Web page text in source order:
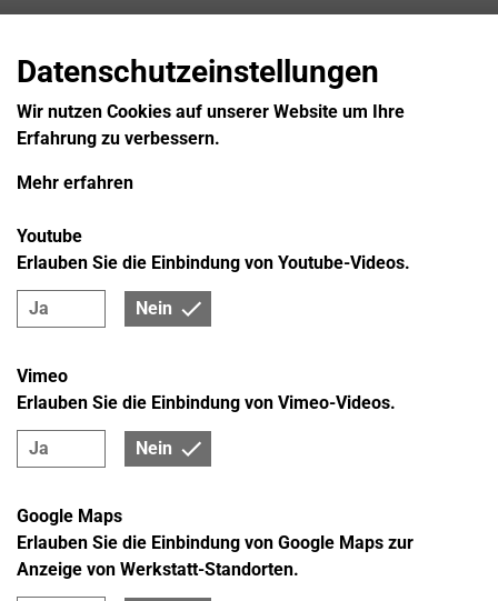
Datenschutzeinstellungen
Wir nutzen Cookies auf unserer Website um Ihre
Erfahrung zu verbessern.
Mehr erfahren
Ja Nein
Youtube
Erlauben Sie die Einbindung von Youtube-Videos.
Ja Nein
Vimeo
Erlauben Sie die Einbindung von Vimeo-Videos.
Google Maps
Erlauben Sie die Einbindung von Google Maps zur
Anzeige von Werkstatt-Standorten.